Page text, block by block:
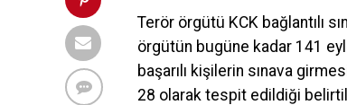
Terör örgütü KCK bağlantılı
örgütün bugüne kadar 141
başarılı kişilerin sınava
28 olarak tespit edildiği